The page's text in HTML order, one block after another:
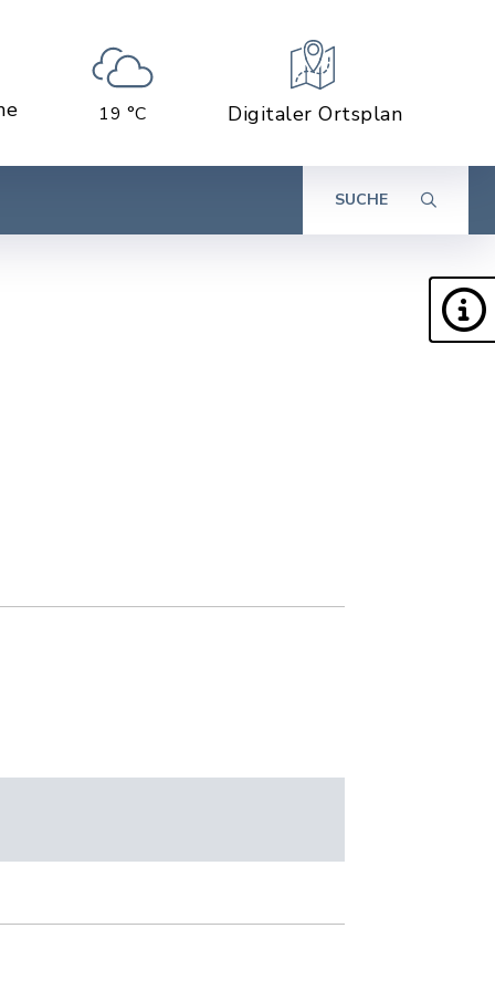
19 °C Digitaler Ortsplan
SUCHE